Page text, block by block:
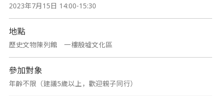
2023年7月15日 14:00-15:30
地點
歷史文物陳列館 一樓殷墟文化區
參加對象
年齡不限（建議5歲以上，歡迎親子同行）